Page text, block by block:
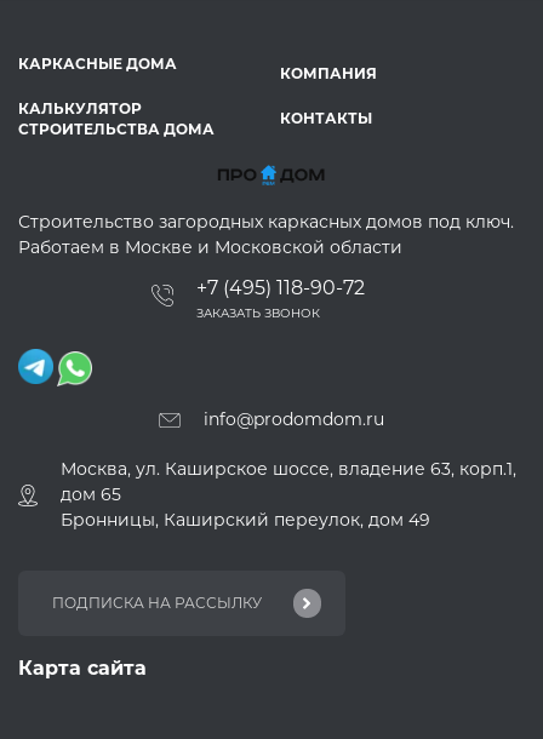
КАРКАСНЫЕ ДОМА
КАЛЬКУЛЯТОР
СТРОИТЕЛЬСТВА ДОМА
КОМПАНИЯ
КОНТАКТЫ
Строительство загородных каркасных домов под ключ.
Работаем в Москве и Московской области
+7 (495) 118-90-72
ЗАКАЗАТЬ ЗВОНОК
info@prodomdom.ru
Москва, ул. Каширское шоссе, владение 63, корп.1,
дом 65
Бронницы, Каширский переулок, дом 49
Карта сайта